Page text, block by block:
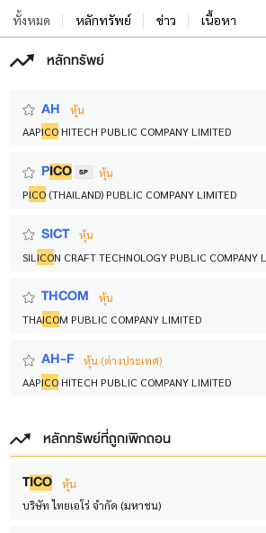
ทั้งหมด หลักทรัพย์ ข่าว เนื้อหา
หลักทรัพย์
AH หุ้น
AAPICOHITECH PUBLIC COMPANY LIMITED
PICO SP หุ้น
PICO(THAILAND) PUBLIC COMPANY LIMITED
SICT หุ้น
SIL ICON CRAFT TECHNOLOGY PUBLIC COMPANY
THCOM หุ้น
THAICOM PUBLIC COMPANY LIMITED
AH-F หุ้น (ต่างประเทศ)
AAPICOHITECH PUBLIC COMPANY LIMITED
หลักทรัพย์ที่ถูกเพิกถอน
TICO
หุ้น
บริษัท ไทยเอโร่ จำกัด (มหาชน)